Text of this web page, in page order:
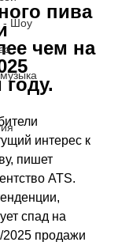
- Шоу
пива
чем на
интерес к
пишет
ATS.
спад на
2025 продажи